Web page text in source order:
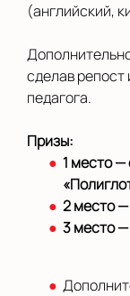
(английский,
сделав репост
педагога.
Призы:
1 место
2 место
3 место